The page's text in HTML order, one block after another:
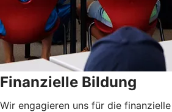
Finanzielle Bildung
Wir engagieren uns für die